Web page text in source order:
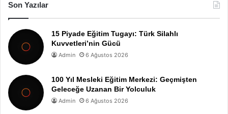
Son Yazılar
15 Piyade Eğitim Tugayı: Türk Silahlı
Kuvvetleri’nin Gücü
Admin 6 Ağustos 2026
100 Yıl Mesleki Eğitim Merkezi: Geçmişten
Geleceğe Uzanan Bir Yolculuk
Admin 6 Ağustos 2026